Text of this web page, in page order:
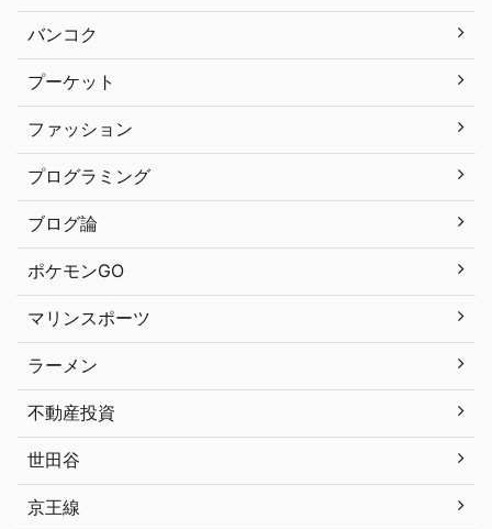
バンコク
プーケット
ファッション
プログラミング
ブログ論
ポケモンGO
マリンスポーツ
ラーメン
不動産投資
世田谷
京王線